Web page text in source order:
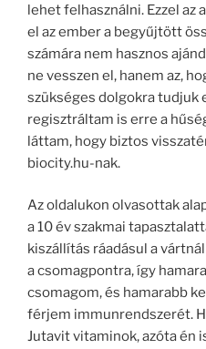
lehet felhasználni. Ezzel az
el az ember a begyűjtött
számára nem hasznos
ne vesszen el, hanem az,
szükséges dolgokra tudjuk
regisztráltam is erre a
láttam, hogy biztos
biocity.hu-nak.
Az oldalukon olvasottak
a 10 év szakmai
kiszállítás ráadásul a
a csomagpontra, így
csomagom, és hamarabb
férjem immunrendszerét.
Jutavit vitaminok, azóta én